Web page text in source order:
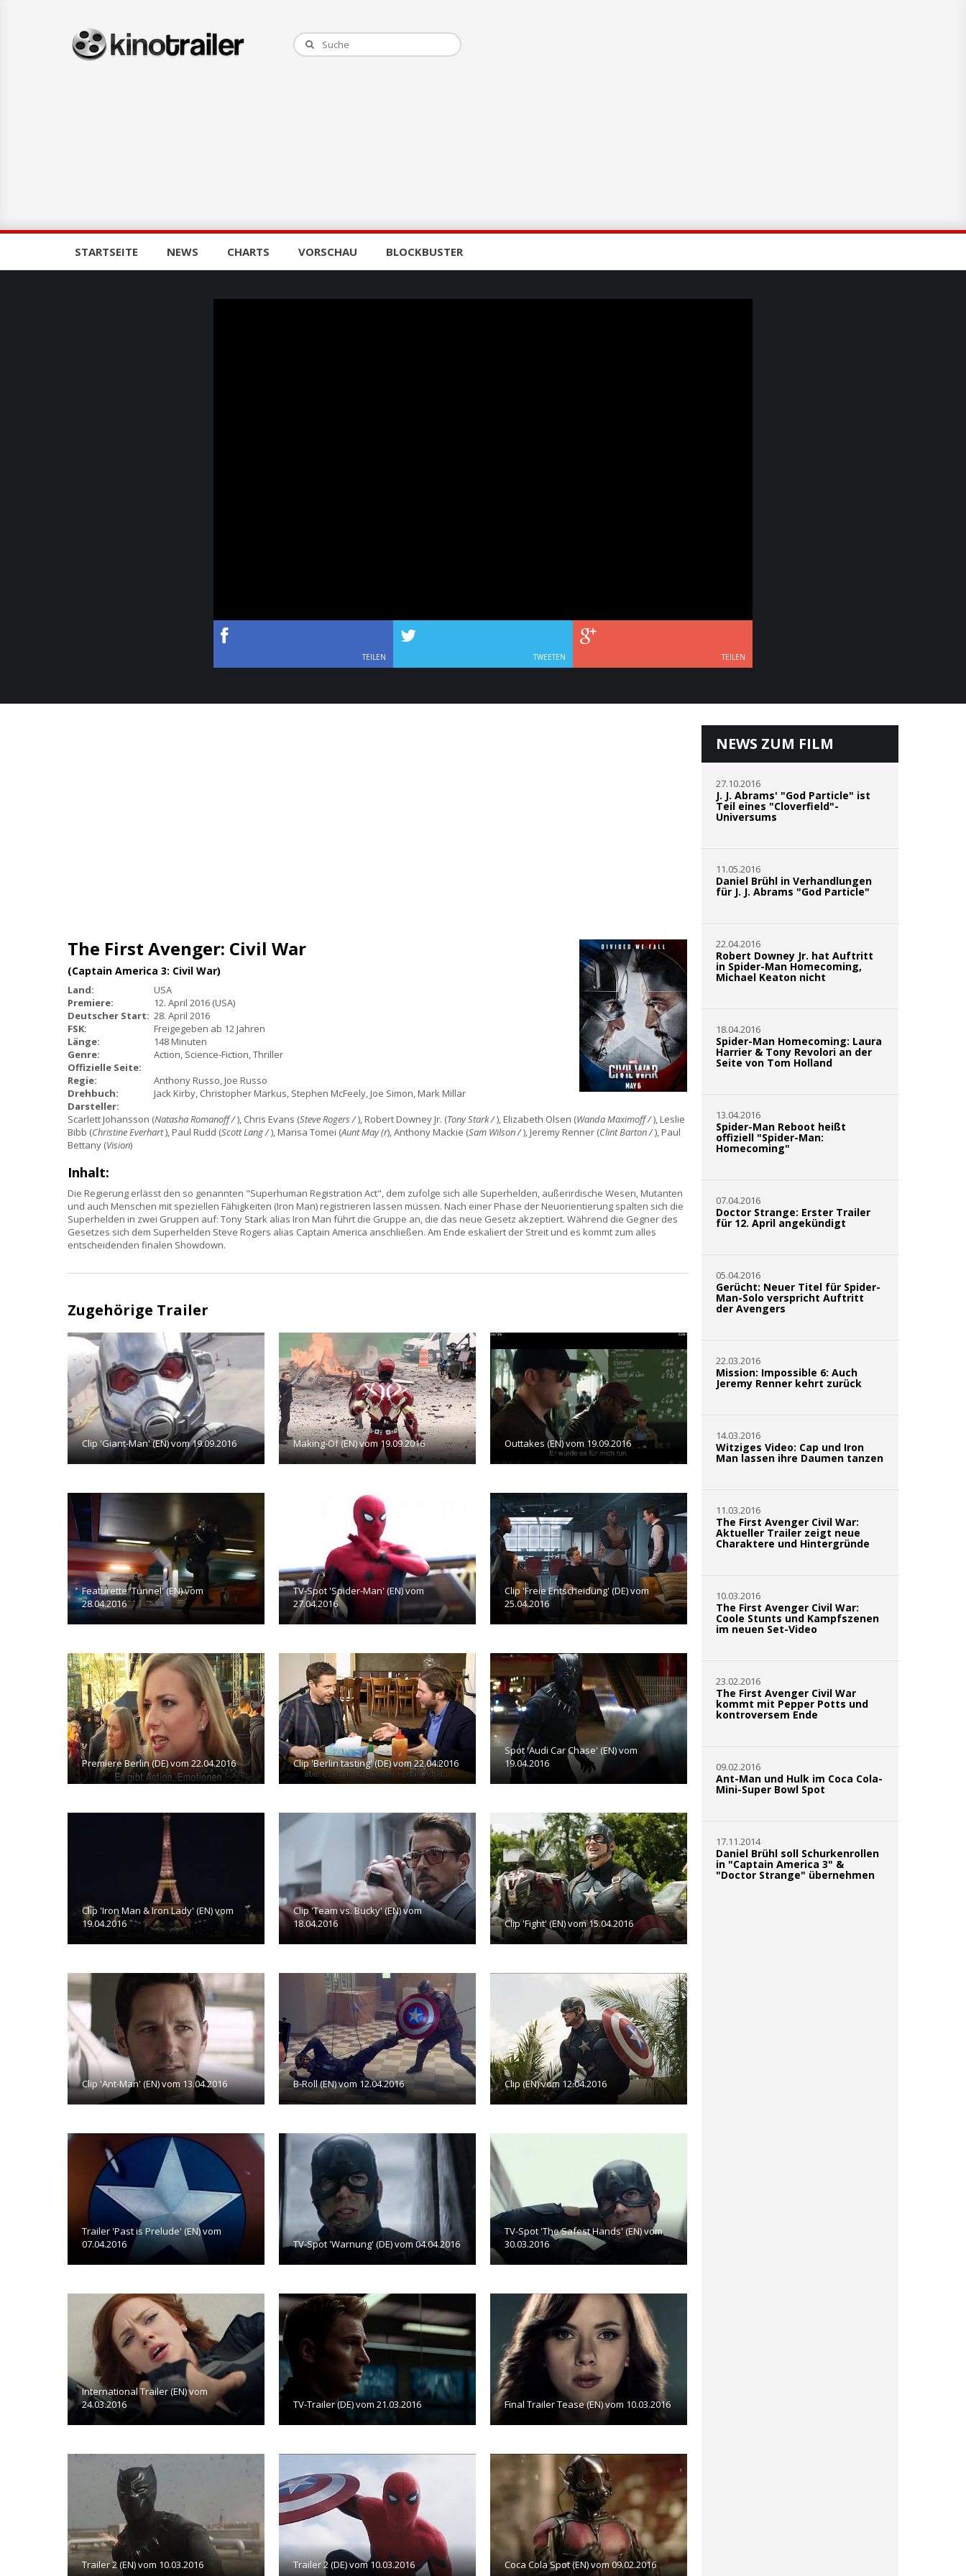
STARTSEITE NEWS CHARTS VORSCHAU BLOCKBUSTER
TEILEN TWEETEN TEILEN
The First Avenger: Civil War
(Captain America 3: Civil War)
Land:
USA
Premiere:
12. April 2016 (USA)
Deutscher Start: 28. April 2016
FSK:
Freigegeben ab 12 Jahren
Länge:
148 Minuten
Genre:
Action, Science-Fiction, Thriller
Offizielle Seite:
Regie:
Anthony Russo, Joe Russo
Drehbuch:
Jack Kirby, Christopher Markus, Stephen McFeely, Joe Simon, Mark Millar
Darsteller:
Scarlett Johansson (Natasha Romanoff /), Chris Evans (Steve Rogers /), Robert Downey Jr. (Tony Stark /), Elizabeth Olsen (Wanda Maximoff /), Leslie
Bibb (Christine Everhart), Paul Rudd (Scott Lang /), Marisa Tomei (Aunt May (r), Anthony Mackie (Sam Wilson /), Jeremy Renner (Clint Barton /), Paul
Bettany (Vision)
Inhalt:
Die Regierung erlässt den so genannten "Superhuman Registration Act", dem zufolge sich alle Superhelden, außerirdische Wesen, Mutanten
und auch Menschen mit speziellen Fähigkeiten (Iron Man) registrieren lassen müssen. Nach einer Phase der Neuorientierung spalten sich die
Superhelden in zwei Gruppen auf: Tony Stark alias Iron Man führt die Gruppe an, die das neue Gesetz akzeptiert. Während die Gegner des
Gesetzes sich dem Superhelden Steve Rogers alias Captain America anschließen. Am Ende eskaliert der Streit und es kommt zum alles
entscheidenden finalen Showdown.
Zugehörige Trailer
Clip 'Giant-Man' (EN) vom 19.09.2016 Making-Of (EN) vom 19.09.2016 Outtakes (EN) vom 19.09.2016
Featurette 'Tunnel' (EN) vom
28.04.2016
TV-Spot 'Spider-Man' (EN) vom
27.04.2016
Clip 'Freie Entscheidung' (DE) vom
25.04.2016
Premiere Berlin (DE) vom 22.04.2016 Clip 'Berlin tasting' (DE) vom 22.04.2016
Spot 'Audi Car Chase' (EN) vom
19.04.2016
Clip 'Iron Man & Iron Lady' (EN) vom
19.04.2016
Clip 'Team vs. Bucky' (EN) vom
18.04.2016
Clip 'Fight' (EN) vom 15.04.2016
Clip 'Ant-Man' (EN) vom 13.04.2016 B-Roll (EN) vom 12.04.2016 Clip (EN) vom 12.04.2016
Trailer 'Past is Prelude' (EN) vom
07.04.2016
TV-Spot 'Warnung' (DE) vom 04.04.2016
TV-Spot 'The Safest Hands' (EN) vom
30.03.2016
International Trailer (EN) vom
24.03.2016
TV-Trailer (DE) vom 21.03.2016 Final Trailer Tease (EN) vom 10.03.2016
Trailer 2 (EN) vom 10.03.2016 Trailer 2 (DE) vom 10.03.2016 Coca Cola Spot (EN) vom 09.02.2016
NEWS ZUM FILM
27.10.2016
J. J. Abrams' "God Particle" ist
Teil eines "Cloverfield"-
Universums
11.05.2016
Daniel Brühl in Verhandlungen
für J. J. Abrams "God Particle"
22.04.2016
Robert Downey Jr. hat Auftritt
in Spider-Man Homecoming,
Michael Keaton nicht
18.04.2016
Spider-Man Homecoming: Laura
Harrier & Tony Revolori an der
Seite von Tom Holland
13.04.2016
Spider-Man Reboot heißt
offiziell "Spider-Man:
Homecoming"
07.04.2016
Doctor Strange: Erster Trailer
für 12. April angekündigt
05.04.2016
Gerücht: Neuer Titel für Spider-
Man-Solo verspricht Auftritt
der Avengers
22.03.2016
Mission: Impossible 6: Auch
Jeremy Renner kehrt zurück
14.03.2016
Witziges Video: Cap und Iron
Man lassen ihre Daumen tanzen
11.03.2016
The First Avenger Civil War:
Aktueller Trailer zeigt neue
Charaktere und Hintergründe
10.03.2016
The First Avenger Civil War:
Coole Stunts und Kampfszenen
im neuen Set-Video
23.02.2016
The First Avenger Civil War
kommt mit Pepper Potts und
kontroversem Ende
09.02.2016
Ant-Man und Hulk im Coca Cola-
Mini-Super Bowl Spot
17.11.2014
Daniel Brühl soll Schurkenrollen
in "Captain America 3" &
"Doctor Strange" übernehmen